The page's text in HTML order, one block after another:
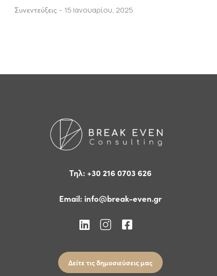
Συνεντεύξεις 15 Ιανουαρίου, 2025
Τηλ: +30 216 0703 626
Email: info@break-even.gr
Δείτε τις δημοσιεύσεις μας